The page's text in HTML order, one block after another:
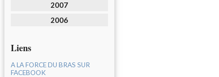
2007
2006
Liens
A LA FORCE DU BRAS SUR
FACEBOOK